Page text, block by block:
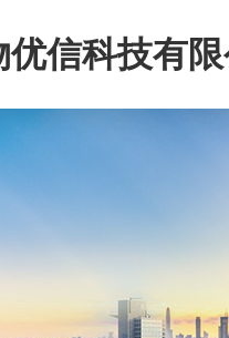
优信科技有